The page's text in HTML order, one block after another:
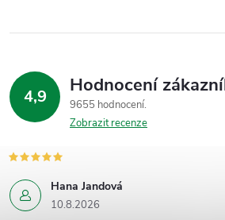
4,9 Hodnocení
9655 hodnocení
Zobrazit recenze
Hana Jandová
10.8.2026